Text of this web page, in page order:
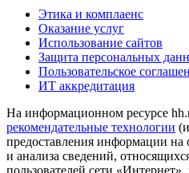
Этика и комплаенс
Оказание услуг
Использование сайтов
Защита персональных
Пользовательское
ИТ аккредитация
На информационном ресурсе
рекомендательные технологии
предоставления информации на
и анализа сведений,